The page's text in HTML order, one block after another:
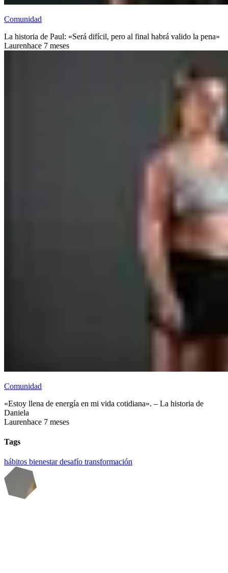
Comunidad
La historia de Paul: «Será difícil, pero al final habrá valido la pena»
Laurenhace 7 meses
Comunidad
«Estoy llena de energía en mi vida cotidiana». – La historia de
Daniela
Laurenhace 7 meses
Tags
hábitos bienestardesafío transformación